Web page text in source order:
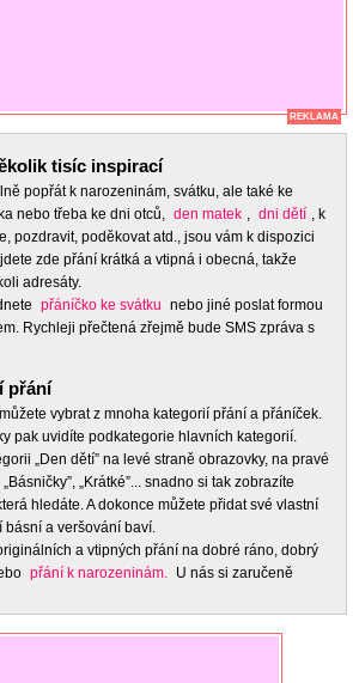
REKLAMA
tisíc inspirací
popřát k narozeninám, svátku, ale také ke
nebo třeba ke dni otců, den matek , dni dětí , k
pozdravit, poděkovat atd., jsou vám k dispozici
zde přání krátká a vtipná i obecná, takže
adresáty.
přáníčko ke svátku nebo jiné poslat formou
Rychleji přečtená zřejmě bude SMS zpráva s
přání
vybrat z mnoha kategorií přání a přáníček.
pak uvidíte podkategorie hlavních kategorií.
„Den dětí” na levé straně obrazovky, na pravé
„Krátké”... snadno si tak zobrazíte
hledáte. A dokonce můžete přidat své vlastní
básní a veršování baví.
a vtipných přání na dobré ráno, dobrý
přání k narozeninám. U nás si zaručeně